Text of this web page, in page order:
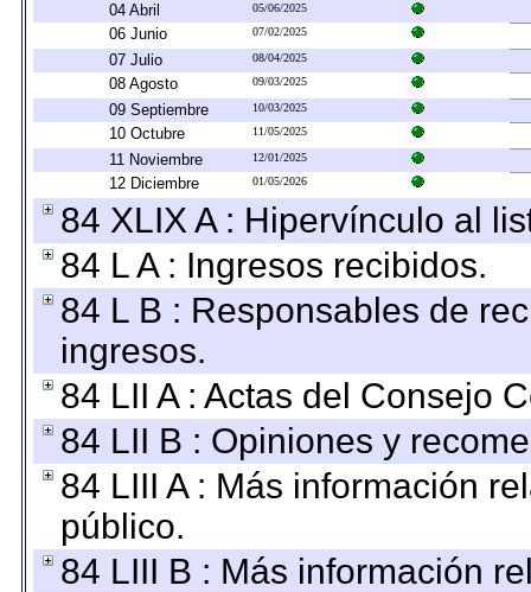
04 Abril 05/06/2025
06 Junio 07/02/2025
07 Julio 08/04/2025
08 Agosto 09/03/2025
09 Septiembre 10/03/2025
10 Octubre 11/05/2025
11 Noviembre 12/01/2025
12 Diciembre 01/05/2026
84 XLIX A : Hipervínculo al
84 L A : Ingresos recibidos.
84 L B : Responsables de
ingresos.
84 LII A : Actas del Consejo
84 LII B : Opiniones y
84 LIII A : Más información
público.
84 LIII B : Más información